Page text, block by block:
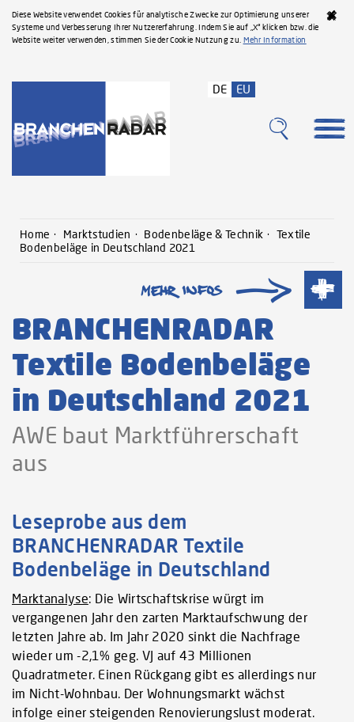
Diese Website verwendet Cookies für analytische Zwecke zur Optimierung unserer
Systeme und Verbesserung Ihrer Nutzererfahrung. Indem Sie auf „X“ klicken bzw. die
Website weiter verwenden, stimmen Sie der Cookie Nutzung zu. Mehr Information
DE EU
Home Marktstudien Bodenbeläge & Technik
Textile
Bodenbeläge in Deutschland 2021
BRANCHENRADAR
Textile Bodenbeläge
in Deutschland 2021
AWE baut Marktführerschaft
aus
Leseprobe aus dem
BRANCHENRADAR Textile
Bodenbeläge in Deutschland
Marktanalyse: Die Wirtschaftskrise würgt im
vergangenen Jahr den zarten Marktaufschwung der
letzten Jahre ab. Im Jahr 2020 sinkt die Nachfrage
wieder um -2,1% geg. VJ auf 43 Millionen
Quadratmeter. Einen Rückgang gibt es allerdings nur
im Nicht-Wohnbau. Der Wohnungsmarkt wächst
infolge einer steigenden Renovierungslust moderat.